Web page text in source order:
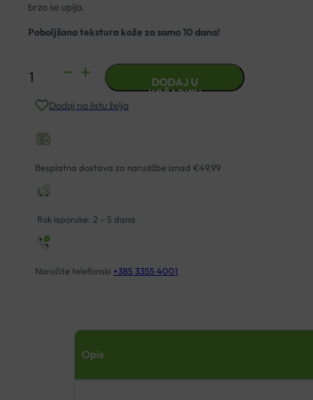
brzo se upija.
Poboljšana tekstura kože za samo 10 dana!
AVENE
AHA
30ML
količina
DODAJ U
KOŠARICU
Dodaj na listu želja
Besplatna dostava za narudžbe iznad €49,99
Rok isporuke: 2 – 5 dana
Naručite telefonski +385 3355 4001
Opis